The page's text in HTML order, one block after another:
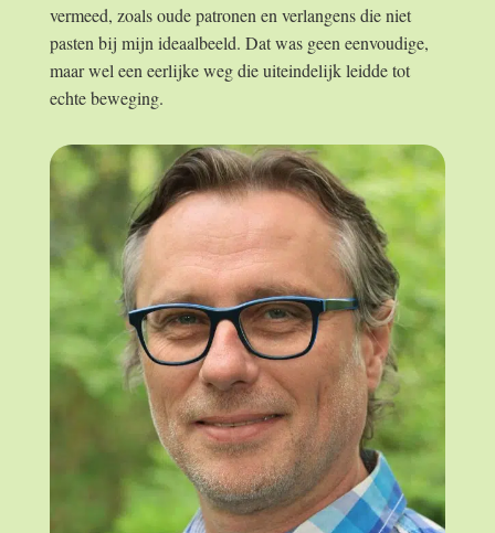
vermeed, zoals oude patronen en verlangens die niet
pasten bij mijn ideaalbeeld. Dat was geen eenvoudige,
maar wel een eerlijke weg die uiteindelijk leidde tot
echte beweging.